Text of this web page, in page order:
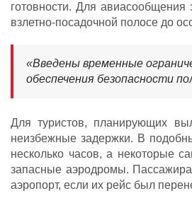
готовности. Для авиасообщения
взлетно-посадочной полосе до
«Введены временные
обеспечения безопасности
Для туристов, планирующих
неизбежные задержки. В
несколько часов, а некоторые
запасные аэродромы.
аэропорт, если их рейс был